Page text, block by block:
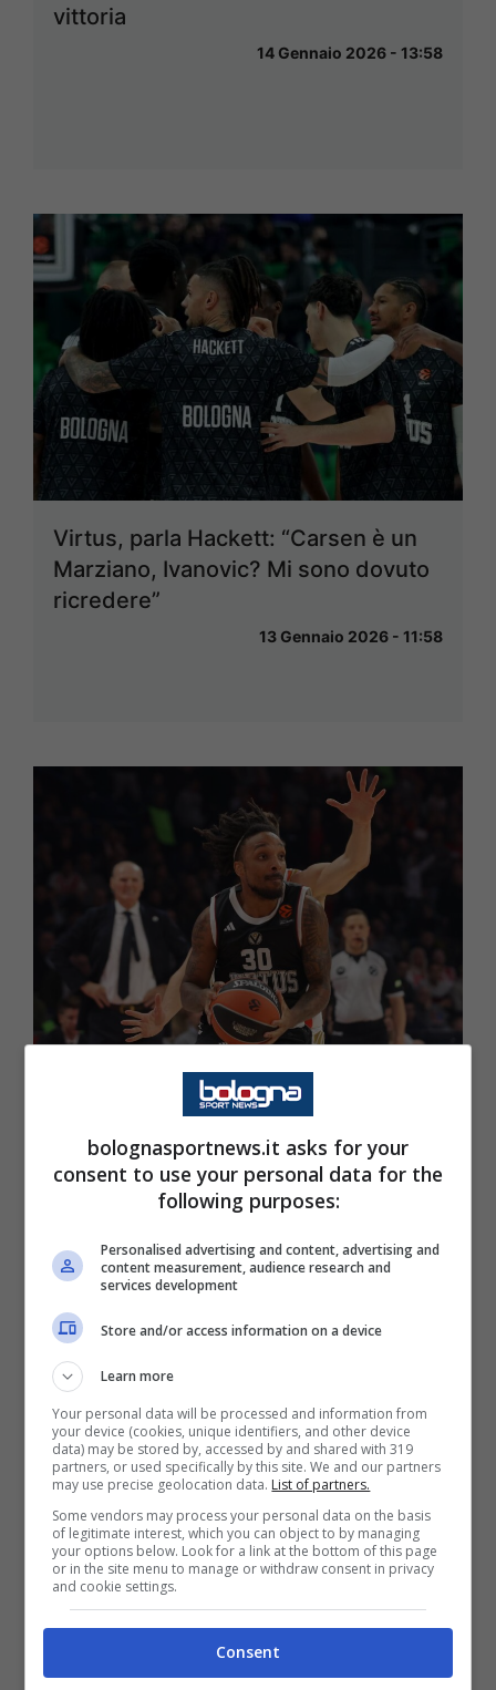
vittoria
14 Gennaio 2026 - 13:58
Virtus, parla Hackett: “Carsen è un
Marziano, Ivanovic? Mi sono dovuto
ricredere”
13 Gennaio 2026 - 11:58
Virtus, il primo match dell’anno è il
Derby contro L’Olimpia Milano.
1 Gennaio 2026 - 13:58
Boxing Day di fuoco: la Virtus sfida
bolognasportnews.it asks for your
consent to use your personal data for the
following purposes:
Personalised advertising and content, advertising and
content measurement, audience research and
services development
Store and/or access information on a device
Learn more
Your personal data will be processed and information from
your device (cookies, unique identifiers, and other device
data) may be stored by, accessed by and shared with 319
partners, or used specifically by this site. We and our partners
may use precise geolocation data. List of partners.
Some vendors may process your personal data on the basis
of legitimate interest, which you can object to by managing
your options below. Look for a link at the bottom of this page
or in the site menu to manage or withdraw consent in privacy
and cookie settings.
Consent